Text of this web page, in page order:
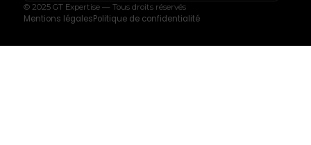
© 2025 GT Expertise — Tous droits réservés
Mentions légalesPolitique de confidentialité